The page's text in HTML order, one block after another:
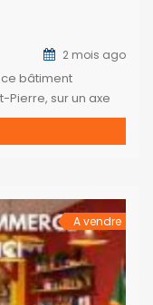
2 mois ago
bâtiment
Pierre, sur un axe
à proximité
et
termes d’image et
A vendre